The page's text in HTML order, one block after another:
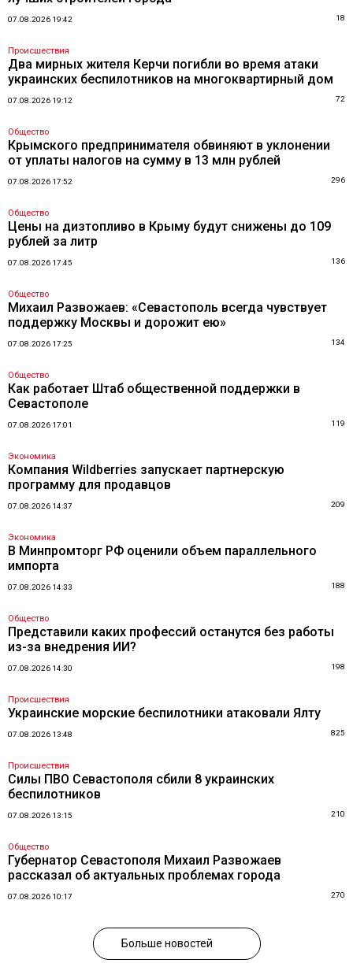
07.08.2026 19:42 18
Происшествия
Два мирных жителя Керчи погибли во время атаки
украинских беспилотников на многоквартирный дом
07.08.2026 19:12 72
Общество
Крымского предпринимателя обвиняют в уклонении
от уплаты налогов на сумму в 13 млн рублей
07.08.2026 17:52 296
Общество
Цены на дизтопливо в Крыму будут снижены до 109
рублей за литр
07.08.2026 17:45 136
Общество
Михаил Развожаев: «Севастополь всегда чувствует
поддержку Москвы и дорожит ею»
07.08.2026 17:25 134
Общество
Как работает Штаб общественной поддержки в
Севастополе
07.08.2026 17:01 119
Экономика
Компания Wildberries запускает партнерскую
программу для продавцов
07.08.2026 14:37 209
Экономика
В Минпромторг РФ оценили объем параллельного
импорта
07.08.2026 14:33 188
Общество
Представили каких профессий останутся без работы
из-за внедрения ИИ?
07.08.2026 14:30 198
Происшествия
Украинские морские беспилотники атаковали Ялту
07.08.2026 13:48 825
Происшествия
Силы ПВО Севастополя сбили 8 украинских
беспилотников
07.08.2026 13:15 210
Общество
Губернатор Севастополя Михаил Развожаев
рассказал об актуальных проблемах города
07.08.2026 10:17 270
Больше новостей